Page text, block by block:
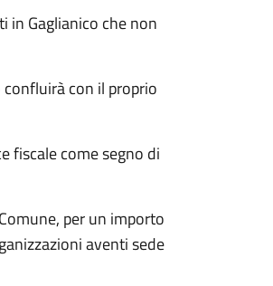
in Gaglianico che non
con il proprio
fiscale come segno di
per un importo
aventi sede